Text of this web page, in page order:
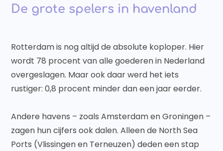
De grote spelers in havenland
Rotterdam is nog altijd de absolute koploper. Hier
wordt 78 procent van alle goederen in Nederland
overgeslagen. Maar ook daar werd het iets
rustiger: 0,8 procent minder dan een jaar eerder.
Andere havens – zoals Amsterdam en Groningen –
zagen hun cijfers ook dalen. Alleen de North Sea
Ports (Vlissingen en Terneuzen) deden een stap